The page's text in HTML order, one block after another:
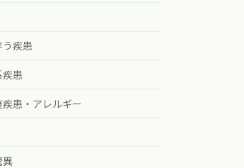
う疾患
疾患
疾患・アレルギー
異